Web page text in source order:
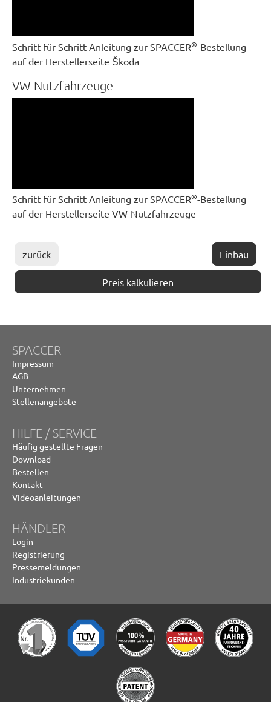
Schritt für Schritt Anleitung zur SPACCER®-Bestellung
auf der Herstellerseite Škoda
VW-Nutzfahrzeuge
Schritt für Schritt Anleitung zur SPACCER®-Bestellung
auf der Herstellerseite VW-Nutzfahrzeuge
zurück Einbau
Preis kalkulieren
SPACCER
Impressum
AGB
Unternehmen
Stellenangebote
HILFE / SERVICE
Häufig gestellte Fragen
Download
Bestellen
Kontakt
Videoanleitungen
HÄNDLER
Login
Registrierung
Pressemeldungen
Industriekunden